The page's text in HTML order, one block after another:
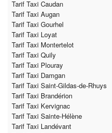
Tarif Taxi Caudan
Tarif Taxi Augan
Tarif Taxi Gourhel
Tarif Taxi Loyat
Tarif Taxi Montertelot
Tarif Taxi Quily
Tarif Taxi Plouray
Tarif Taxi Damgan
Tarif Taxi Saint-Gildas-de-Rhuys
Tarif Taxi Brandérion
Tarif Taxi Kervignac
Tarif Taxi Sainte-Hélène
Tarif Taxi Landévant